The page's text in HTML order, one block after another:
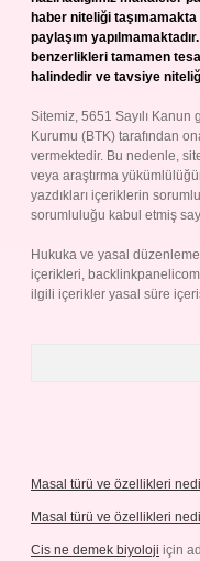
haber niteliği
paylaşım
benzerlikleri tamamen
halindedir ve tavsiye
Sitemiz, 5651 Sayılı
Kurumu (BTK) tarafından
vermektedir. Bu nedenle,
veya araştırma
yazdıkları içeriklerin
sorumluluğu kabul etmiş
Hukuka ve yasal
içerikleri,
ilgili içerikler yasal süre
Masal türü ve özellikleri
Masal türü ve özellikleri
Cis ne demek biyoloji için